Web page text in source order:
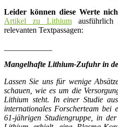
Leider können diese Werte
Artikel zu Lithiumausführlich
relevanten Textpassagen:
Mangelhafte Lithium-Zufuhr in
Lassen Sie uns für wenige
schauen, wie es um die
Lithium steht. In einer Studie
internationales Forscherteam bei
61-jährigen Studiengruppe, in